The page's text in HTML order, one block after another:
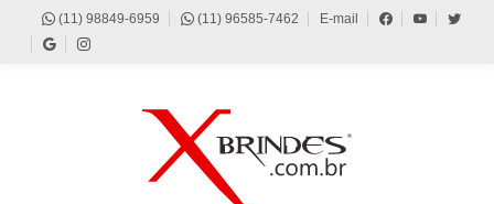
(11) 98849-6959 (11) 96585-7462 E-mail